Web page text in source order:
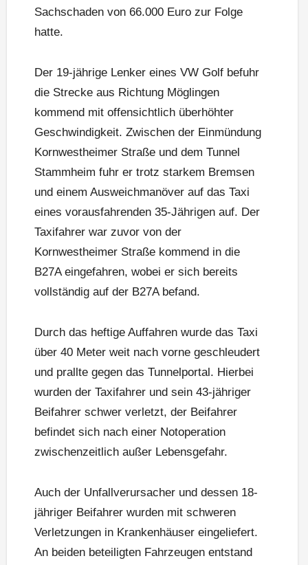
Sachschaden von 66.000 Euro zur Folge
hatte.
Der 19-jährige Lenker eines VW Golf befuhr
die Strecke aus Richtung Möglingen
kommend mit offensichtlich überhöhter
Geschwindigkeit. Zwischen der Einmündung
Kornwestheimer Straße und dem Tunnel
Stammheim fuhr er trotz starkem Bremsen
und einem Ausweichmanöver auf das Taxi
eines vorausfahrenden 35-Jährigen auf. Der
Taxifahrer war zuvor von der
Kornwestheimer Straße kommend in die
B27A eingefahren, wobei er sich bereits
vollständig auf der B27A befand.
Durch das heftige Auffahren wurde das Taxi
über 40 Meter weit nach vorne geschleudert
und prallte gegen das Tunnelportal. Hierbei
wurden der Taxifahrer und sein 43-jähriger
Beifahrer schwer verletzt, der Beifahrer
befindet sich nach einer Notoperation
zwischenzeitlich außer Lebensgefahr.
Auch der Unfallverursacher und dessen 18-
jähriger Beifahrer wurden mit schweren
Verletzungen in Krankenhäuser eingeliefert.
An beiden beteiligten Fahrzeugen entstand